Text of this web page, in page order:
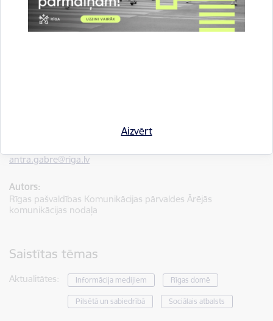
Aizvērt
specializēta sociālā darba pakalpojuma sniegšana ģimenēm ar
bērniem līdz 18 gadu vecumam, kuriem diagnosticētas
Informāciju sagatavoja: Antra Gabre, Rīgas pašvaldības Ārējās
antra.gabre@riga.lv
Autors:
Rīgas pašvaldības Komunikācijas pārvaldes Ārējās
komunikācijas nodaļa
Saistītas tēmas
Aktualitātes: Informācija medijiem Rīgas domē
Pilsētā un sabiedrībā Sociālais atbalsts